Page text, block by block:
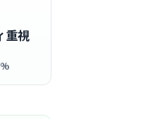
重視